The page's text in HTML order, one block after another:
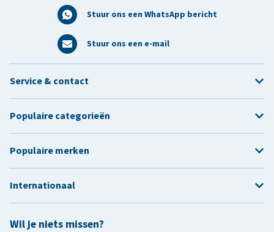
Stuur ons een WhatsApp bericht
Stuur ons een e-mail
Wil je niets missen?
Service & contact
Populaire categorieën
Populaire merken
Internationaal